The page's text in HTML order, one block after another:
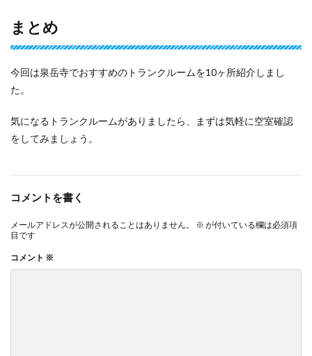
まとめ
今回は泉岳寺でおすすめのトランクルームを10ヶ所紹介しまし
た。
気になるトランクルームがありましたら、まずは気軽に空室確認
をしてみましょう。
コメントを書く
メールアドレスが公開されることはありません。 ※ が付いている欄は必須項
目です
コメント ※